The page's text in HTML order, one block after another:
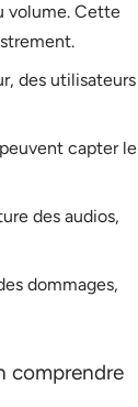
volume. Cette
des utilisateurs
capter le
des audios,
dommages,
comprendre